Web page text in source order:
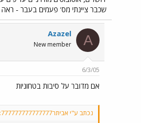
שכבר ציינתי מס' פעמים בעבר - ראה
A
Azazel
New member
6/3/05
אם מדובר על סיבות בטחוניות
נכתב ע"י אביתר777777777777777: